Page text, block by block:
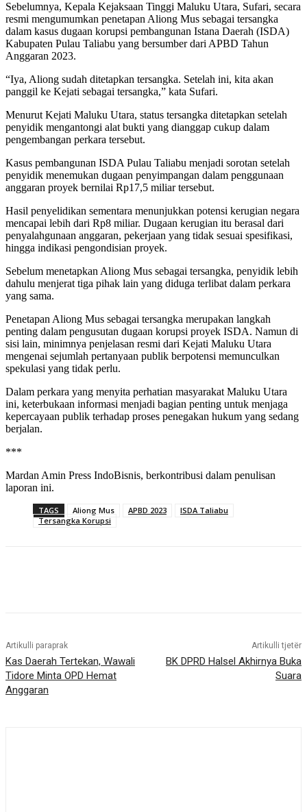
Sebelumnya, Kepala Kejaksaan Tinggi Maluku Utara, Sufari, secara
resmi mengumumkan penetapan Aliong Mus sebagai tersangka
dalam kasus dugaan korupsi pembangunan Istana Daerah (ISDA)
Kabupaten Pulau Taliabu yang bersumber dari APBD Tahun
Anggaran 2023.
“Iya, Aliong sudah ditetapkan tersangka. Setelah ini, kita akan
panggil ke Kejati sebagai tersangka,” kata Sufari.
Menurut Kejati Maluku Utara, status tersangka ditetapkan setelah
penyidik mengantongi alat bukti yang dianggap cukup dalam
pengembangan perkara tersebut.
Kasus pembangunan ISDA Pulau Taliabu menjadi sorotan setelah
penyidik menemukan dugaan penyimpangan dalam penggunaan
anggaran proyek bernilai Rp17,5 miliar tersebut.
Hasil penyelidikan sementara menunjukkan potensi kerugian negara
mencapai lebih dari Rp8 miliar. Dugaan kerugian itu berasal dari
penyalahgunaan anggaran, pekerjaan yang tidak sesuai spesifikasi,
hingga indikasi pengondisian proyek.
Sebelum menetapkan Aliong Mus sebagai tersangka, penyidik lebih
dahulu menjerat tiga pihak lain yang diduga terlibat dalam perkara
yang sama.
Penetapan Aliong Mus sebagai tersangka merupakan langkah
penting dalam pengusutan dugaan korupsi proyek ISDA. Namun di
sisi lain, minimnya penjelasan resmi dari Kejati Maluku Utara
mengenai sejumlah pertanyaan publik berpotensi memunculkan
spekulasi yang tidak perlu.
Dalam perkara yang menyita perhatian masyarakat Maluku Utara
ini, keterbukaan informasi menjadi bagian penting untuk menjaga
kepercayaan publik terhadap proses penegakan hukum yang sedang
berjalan.
***
Mardan Amin Press IndoBisnis, berkontribusi dalam penulisan
laporan ini.
TAGS Aliong Mus APBD 2023
ISDA Taliabu
Tersangka Korupsi
Artikulli paraprak
Kas Daerah Tertekan, Wawali
Tidore Minta OPD Hemat
Anggaran
Artikulli tjetër
BK DPRD Halsel Akhirnya Buka
Suara